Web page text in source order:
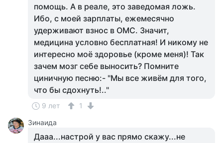
помощь. А в реале, это заведомая ложь.
Ибо, с моей зарплаты, ежемесячно
удерживают взнос в ОМС. Значит,
медицина условно бесплатная! И никому не
интересно моё здоровье (кроме меня)! Так
зачем мозг себе выносить? Помните
циничную песню:- "Мы все живём для того,
что бы сдохнуть!.."
9 лет
1
Зинаида
Дааа...настрой у вас прямо скажу...не